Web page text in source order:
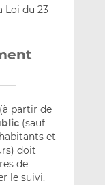
Loi du 23
partir de
(sauf
et
doit
de
le suivi.